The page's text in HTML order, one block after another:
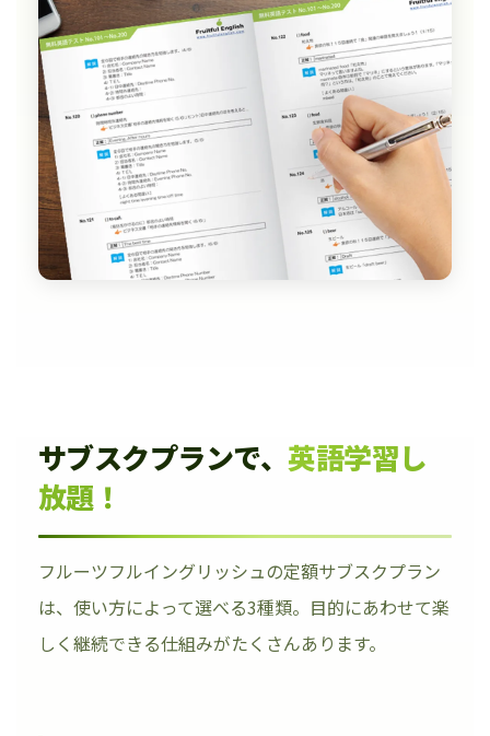
サブスクプランで、 英語学習し
放題！
フルーツフルイングリッシュの定額サブスクプラン
は、使い方によって選べる3種類。目的にあわせて楽
しく継続できる仕組みがたくさんあります。